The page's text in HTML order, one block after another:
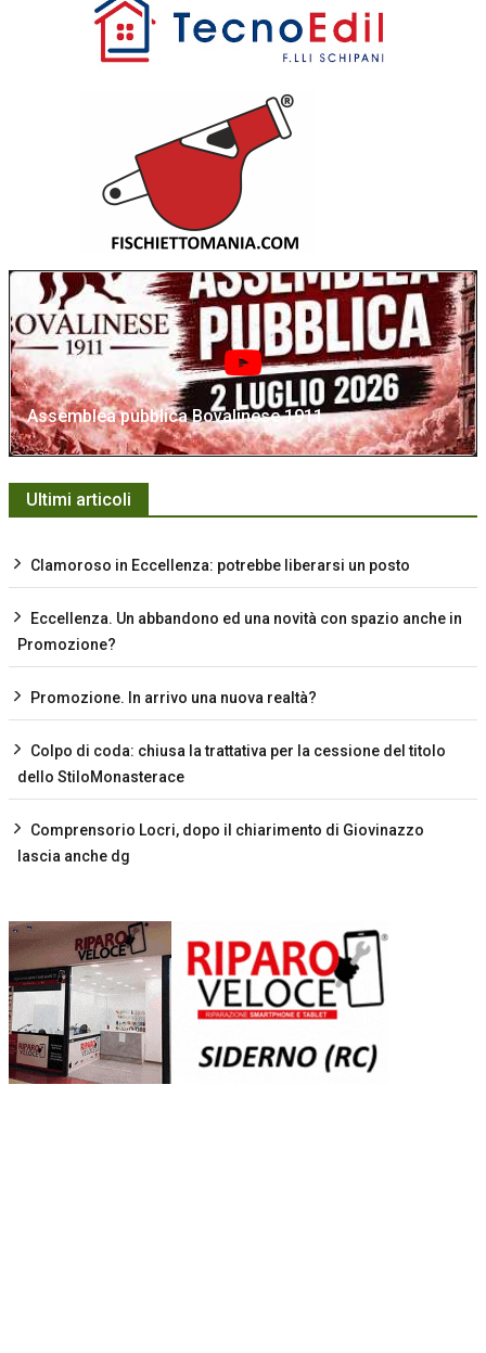
Assemblea pubblica Bovalinese 1911
Ultimi articoli
Clamoroso in Eccellenza: potrebbe liberarsi un posto
Eccellenza. Un abbandono ed una novità con spazio anche in
Promozione?
Promozione. In arrivo una nuova realtà?
Colpo di coda: chiusa la trattativa per la cessione del titolo
dello StiloMonasterace
Comprensorio Locri, dopo il chiarimento di Giovinazzo
lascia anche dg